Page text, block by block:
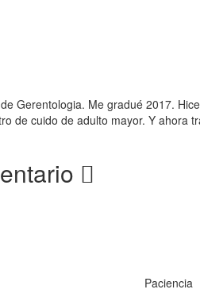
Gerentologia. Me gradué 2017.
de cuido de adulto mayor. Y ahora
Paciencia